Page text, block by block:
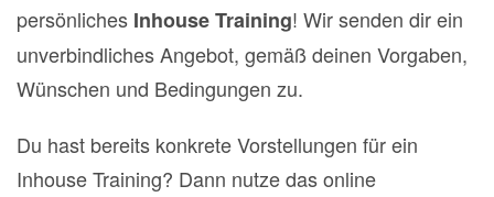
persönliches Inhouse Training! Wir senden dir ein
unverbindliches Angebot, gemäß deinen Vorgaben,
Wünschen und Bedingungen zu.
Du hast bereits konkrete Vorstellungen für ein
Inhouse Training? Dann nutze das online